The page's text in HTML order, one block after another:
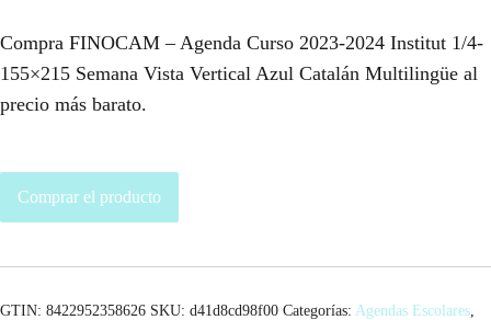
Compra FINOCAM – Agenda Curso 2023-2024 Institut 1/4-
155×215 Semana Vista Vertical Azul Catalán Multilingüe al
precio más barato.
Comprar el producto
GTIN: 8422952358626 SKU: d41d8cd98f00 Categorías: Agendas Escolares,